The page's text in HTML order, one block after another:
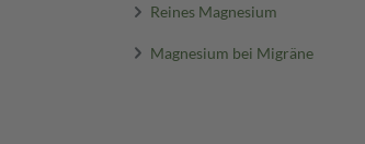
Reines Magnesium
Magnesium bei Migräne